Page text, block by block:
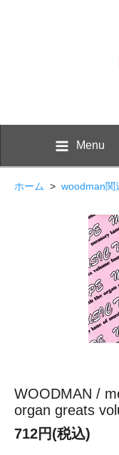
Menu
ホーム > woodman関
WOODMAN /
organ greats
712円(税込)